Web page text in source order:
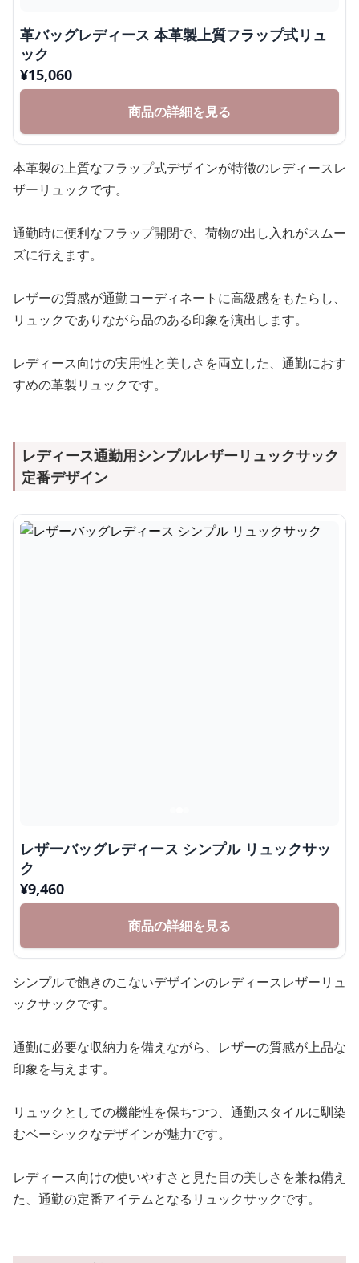
革バッグレディース 本革製上質フラップ式リュ
ック
¥15,060
商品の詳細を見る
本革製の上質なフラップ式デザインが特徴のレディースレ
ザーリュックです。
通勤時に便利なフラップ開閉で、荷物の出し入れがスムー
ズに行えます。
レザーの質感が通勤コーディネートに高級感をもたらし、
リュックでありながら品のある印象を演出します。
レディース向けの実用性と美しさを両立した、通勤におす
すめの革製リュックです。
レディース通勤用シンプルレザーリュックサック
定番デザイン
レザーバッグレディース シンプル リュックサッ
ク
¥9,460
商品の詳細を見る
シンプルで飽きのこないデザインのレディースレザーリュ
ックサックです。
通勤に必要な収納力を備えながら、レザーの質感が上品な
印象を与えます。
リュックとしての機能性を保ちつつ、通勤スタイルに馴染
むベーシックなデザインが魅力です。
レディース向けの使いやすさと見た目の美しさを兼ね備え
た、通勤の定番アイテムとなるリュックサックです。